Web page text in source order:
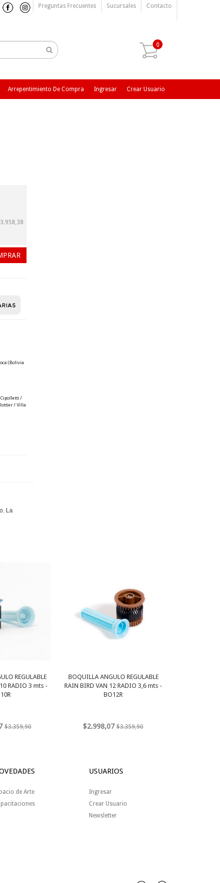
Preguntas Frecuentes Sucursales Contacto
0
Crear Usuario
Ingresar
Arrepentimiento De Compra
(Bolivia
/
/ Villa
La
REGULABLE
RADIO 3 mts -
$3.359,90
BOQUILLA ANGULO REGULABLE
RAIN BIRD VAN 12 RADIO 3,6 mts -
BO12R
$2.998,07 $3.359,90
de Arte
USUARIOS
Ingresar
Crear Usuario
Newsletter